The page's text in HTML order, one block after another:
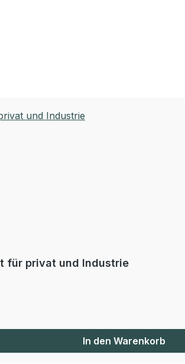
für privat und Industrie
In den Warenkorb